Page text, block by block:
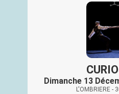
Dimanche 13
L'OMBRIERE -